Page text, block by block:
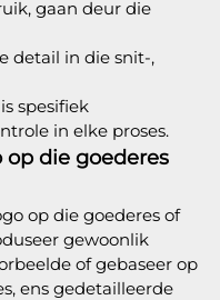
gaan deur die
detail in die snit-,
spesifiek
in elke proses.
die goederes
op die goederes of
gewoonlik
of gebaseer op
ens gedetailleerde